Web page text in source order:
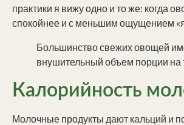
практики я вижу одно и то же: когда
спокойнее и с меньшим ощущением «я
Большинство свежих овощей
внушительный объем порции на
Калорийность
Молочные продукты дают кальций и